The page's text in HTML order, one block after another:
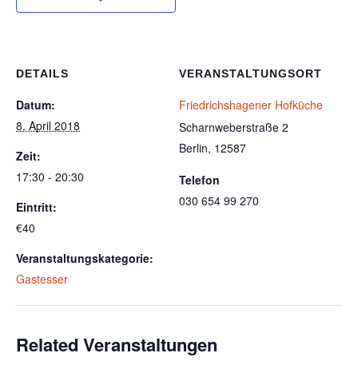
DETAILS
Datum:
8. April 2018
Zeit:
17:30 - 20:30
Eintritt:
€40
Veranstaltungskategorie:
Gastesser
VERANSTALTUNGSORT
Friedrichshagener Hofküche
Scharnweberstraße 2
Berlin, 12587
Telefon
030 654 99 270
Related Veranstaltungen